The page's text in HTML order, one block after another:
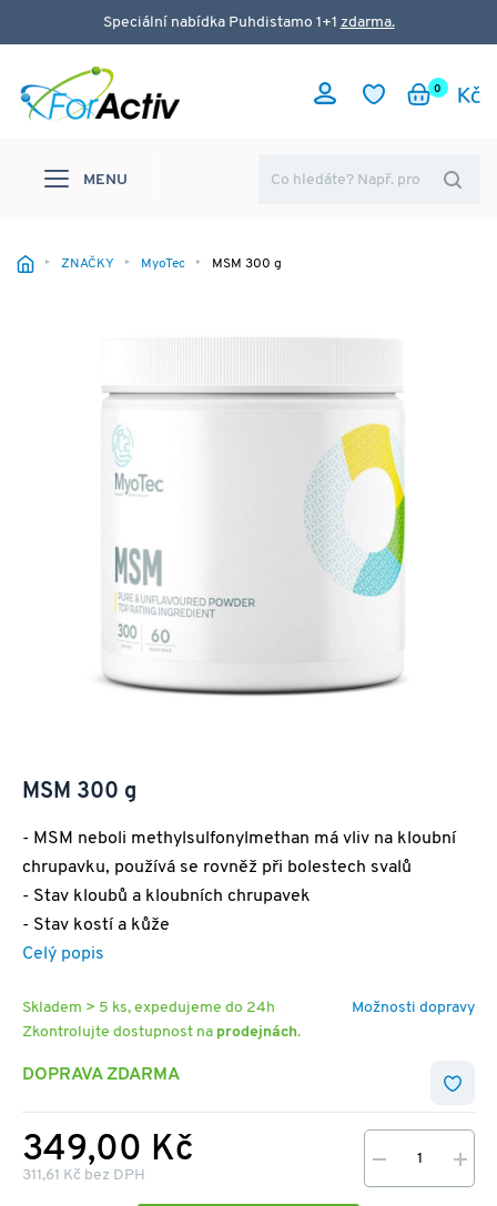
Speciální nabídka Puhdistamo 1+1 zdarma.
0
MENU
ZNAČKY MyoTec MSM 300 g
MSM 300 g
- MSM neboli methylsulfonylmethan má vliv na kloubní
chrupavku, používá se rovněž při bolestech svalů
- Stav kloubů a kloubních chrupavek
- Stav kostí a kůže
Celý popis
Možnosti dopravy
Skladem > 5 ks, expedujeme do 24h
Zkontrolujte dostupnost na prodejnách.
DOPRAVA ZDARMA
349,00 Kč
311,61 Kč bez DPH